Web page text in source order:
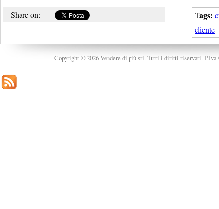
Tags:
cliente
Share on:
Copyright © 2026 Vendere di più srl. Tutti i diritti riservati. P.Iva